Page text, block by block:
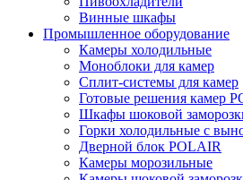
Винные шкафы
Промышленное оборудование
Камеры холодильные
Моноблоки для камер
Сплит-системы для камер
Готовые решения камер
Шкафы шоковой
Горки холодильные с
Дверной блок POLAIR
Камеры морозильные